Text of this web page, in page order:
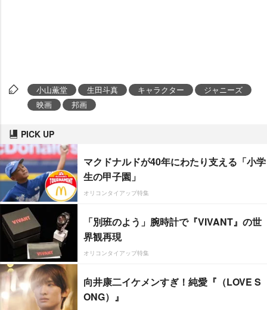
小山薫堂 生田斗真 キャラクター
ジャニーズ
映画
邦画
PICK UP
マクドナルドが40年にわたり支える「小学
生の甲子園」
オリコンタイアップ特集
「別班のよう」腕時計で『VIVANT』の世
界観再現
オリコンタイアップ特集
向井康二イケメンすぎ！純愛『（LOVE S
ONG）』